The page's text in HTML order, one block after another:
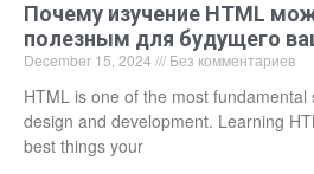
Почему изучение HTML
полезным для будущего
December 15, 2024 Без комментариев
HTML is one of the most fundamental
design and development. Learning
best things your